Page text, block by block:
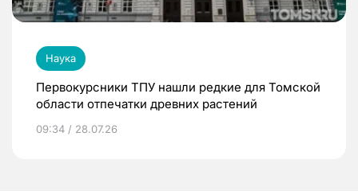
Наука
Первокурсники ТПУ нашли редкие для Томской
области отпечатки древних растений
09:34 / 28.07.26